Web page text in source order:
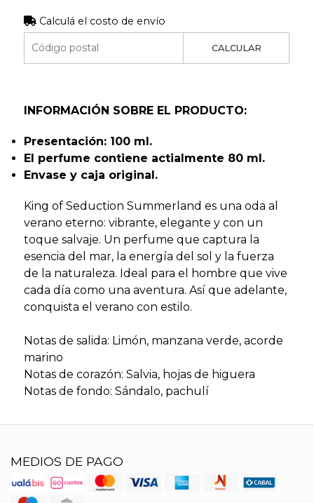
Calculá el costo de envío
CALCULAR
INFORMACIÓN SOBRE EL PRODUCTO:
Presentación: 100 ml.
El perfume contiene actialmente 80 ml.
Envase y caja original.
King of Seduction Summerland es una oda al
verano eterno: vibrante, elegante y con un
toque salvaje. Un perfume que captura la
esencia del mar, la energía del sol y la fuerza
de la naturaleza. Ideal para el hombre que vive
cada día como una aventura. Así que adelante,
conquista el verano con estilo.
Notas de salida: Limón, manzana verde, acorde
marino
Notas de corazón: Salvia, hojas de higuera
Notas de fondo: Sándalo, pachulí
MEDIOS DE PAGO